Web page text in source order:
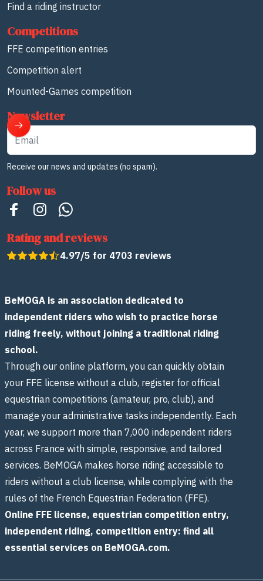
Find a riding instructor
Competitions
FFE competition entries
Competition alert
Mounted-Games competition
Newsletter
Email
Receive our news and updates (no spam).
Follow us
Rating and reviews
4.97/5 for 4703 reviews
BeMOGA is an association dedicated to
independent riders who wish to practice horse
riding freely, without joining a traditional riding
school.
Through our online platform, you can quickly obtain
your FFE license without a club, register for official
equestrian competitions (amateur, pro, club), and
manage your administrative tasks independently. Each
year, we support more than 7,000 independent riders
across France with simple, responsive, and tailored
services. BeMOGA makes horse riding accessible to
riders without a club license, while complying with the
rules of the French Equestrian Federation (FFE).
Online FFE license, equestrian competition entry,
independent riding, competition entry: find all
essential services on BeMOGA.com.